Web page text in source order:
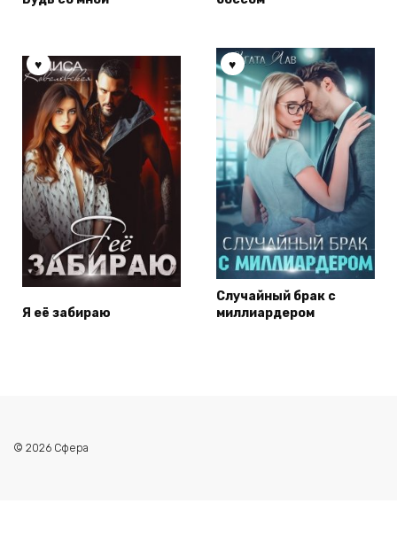
Я её забираю
Случайный брак с
миллиардером
© 2026 Сфера